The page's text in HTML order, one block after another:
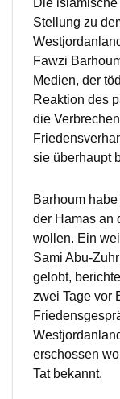
Die
Stellung zu
Fawzi
Medien, der
Reaktion des
die
sie überhaupt
Barhoum
der Hamas an
wollen. Ein
Sami Abu-
gelobt,
zwei Tage vor
erschossen
Tat bekannt.